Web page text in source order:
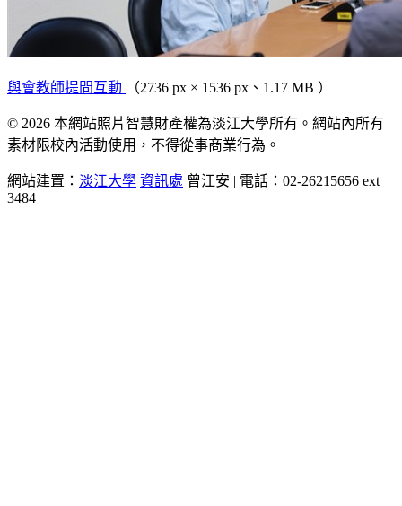
與會教師提問互動 （2736 px × 1536 px、1.17 MB ）
© 2026 本網站照片智慧財產權為淡江大學所有。網站內所有
素材限校內活動使用，不得從事商業行為。
網站建置： 淡江大學 資訊處 曾江安 | 電話：02-26215656 ext
3484